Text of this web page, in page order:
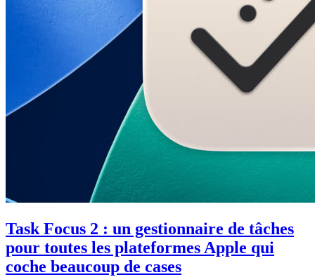
Task Focus 2 : un gestionnaire de tâches
pour toutes les plateformes Apple qui
coche beaucoup de cases